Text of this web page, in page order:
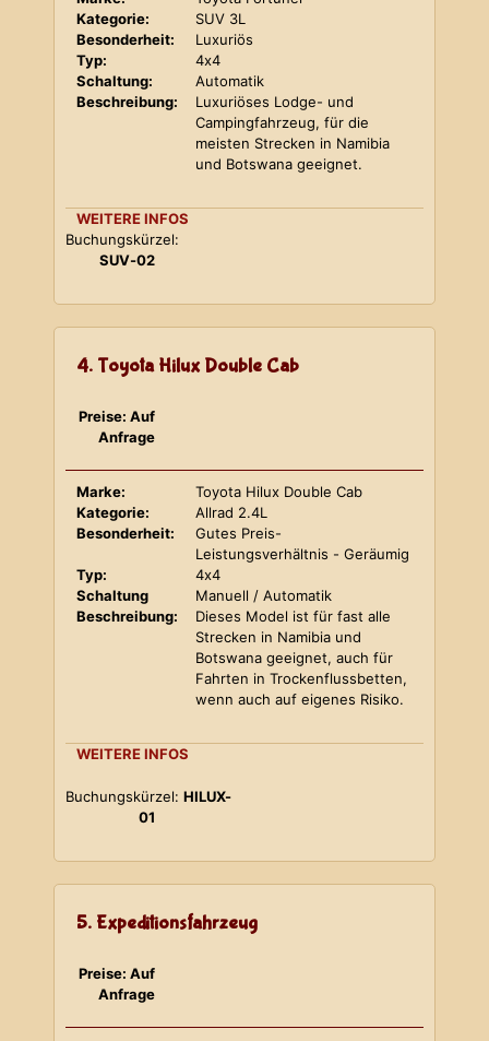
Kategorie:
SUV 3L
Besonderheit:
Luxuriös
Typ:
4x4
Schaltung:
Automatik
Beschreibung:
Luxuriöses Lodge- und
Campingfahrzeug, für die
meisten Strecken in Namibia
und Botswana geeignet.
WEITERE INFOS
Buchungskürzel:
SUV-02
4. Toyota Hilux Double Cab
Preise: Auf
Anfrage
Marke:
Toyota Hilux Double Cab
Kategorie:
Allrad 2.4L
Besonderheit:
Gutes Preis-
Leistungsverhältnis - Geräumig
Typ:
4x4
Schaltung
Manuell / Automatik
Beschreibung:
Dieses Model ist für fast alle
Strecken in Namibia und
Botswana geeignet, auch für
Fahrten in Trockenflussbetten,
wenn auch auf eigenes Risiko.
WEITERE INFOS
Buchungskürzel: HILUX-
01
5. Expeditionsfahrzeug
Preise: Auf
Anfrage